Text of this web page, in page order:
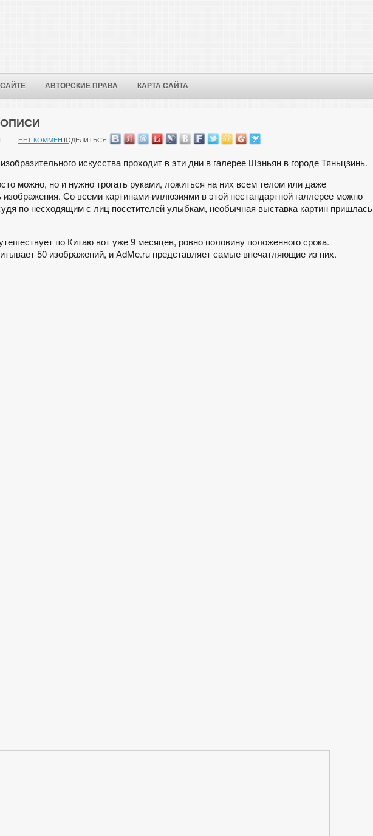
АВТОРСКИЕ ПРАВА КАРТА САЙТА
НЕТ КОММЕНТ.ПОДЕЛИТЬСЯ:
искусства проходит в эти дни в галерее Шэньян в городе Тяньцзинь.
можно, но и нужно трогать руками, ложиться на них всем телом или даже
изображения. Со всеми картинами-иллюзиями в этой нестандартной галлерее можно
по несходящим с лиц посетителей улыбкам, необычная выставка картин пришлась
по Китаю вот уже 9 месяцев, ровно половину положенного срока.
50 изображений, и AdMe.ru представляет самые впечатляющие из них.